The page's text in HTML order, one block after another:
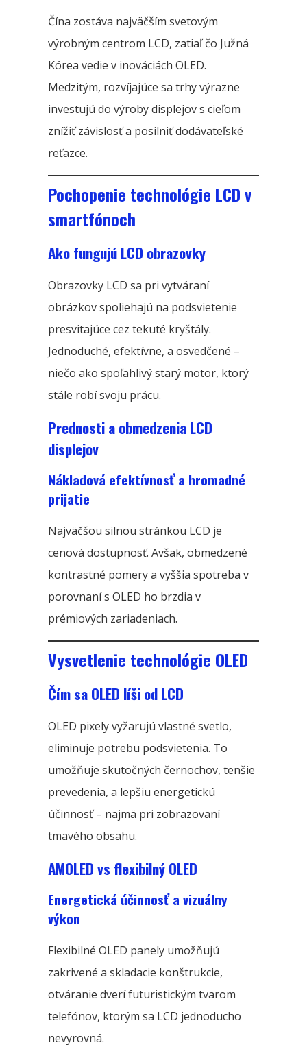
Čína zostáva najväčším svetovým
výrobným centrom LCD, zatiaľ čo Južná
Kórea vedie v inováciách OLED.
Medzitým, rozvíjajúce sa trhy výrazne
investujú do výroby displejov s cieľom
znížiť závislosť a posilniť dodávateľské
reťazce.
Pochopenie technológie LCD v
smartfónoch
Ako fungujú LCD obrazovky
Obrazovky LCD sa pri vytváraní
obrázkov spoliehajú na podsvietenie
presvitajúce cez tekuté kryštály.
Jednoduché, efektívne, a osvedčené –
niečo ako spoľahlivý starý motor, ktorý
stále robí svoju prácu.
Prednosti a obmedzenia LCD
displejov
Nákladová efektívnosť a hromadné
prijatie
Najväčšou silnou stránkou LCD je
cenová dostupnosť. Avšak, obmedzené
kontrastné pomery a vyššia spotreba v
porovnaní s OLED ho brzdia v
prémiových zariadeniach.
Vysvetlenie technológie OLED
Čím sa OLED líši od LCD
OLED pixely vyžarujú vlastné svetlo,
eliminuje potrebu podsvietenia. To
umožňuje skutočných černochov, tenšie
prevedenia, a lepšiu energetickú
účinnosť – najmä pri zobrazovaní
tmavého obsahu.
AMOLED vs flexibilný OLED
Energetická účinnosť a vizuálny
výkon
Flexibilné OLED panely umožňujú
zakrivené a skladacie konštrukcie,
otváranie dverí futuristickým tvarom
telefónov, ktorým sa LCD jednoducho
nevyrovná.